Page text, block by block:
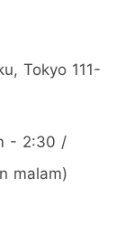
Tokyo 111-
- 2:30 /
malam)